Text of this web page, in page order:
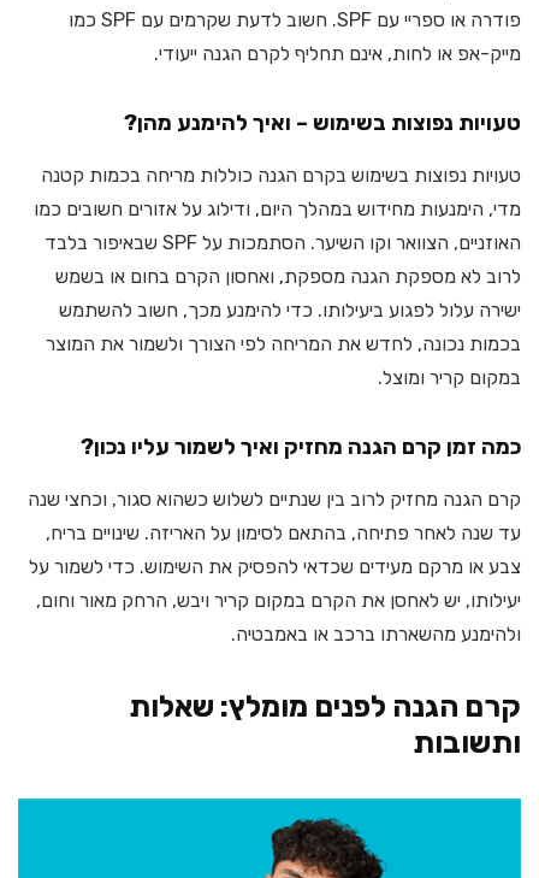
פודרה או ספריי עם SPF. חשוב לדעת שקרמים עם SPF כמו
מייק-אפ או לחות, אינם תחליף לקרם הגנה ייעודי.
טעויות נפוצות בשימוש – ואיך להימנע מהן?
טעויות נפוצות בשימוש בקרם הגנה כוללות מריחה בכמות קטנה
מדי, הימנעות מחידוש במהלך היום, ודילוג על אזורים חשובים כמו
האוזניים, הצוואר וקו השיער. הסתמכות על SPF שבאיפור בלבד
לרוב לא מספקת הגנה מספקת, ואחסון הקרם בחום או בשמש
ישירה עלול לפגוע ביעילותו. כדי להימנע מכך, חשוב להשתמש
בכמות נכונה, לחדש את המריחה לפי הצורך ולשמור את המוצר
במקום קריר ומוצל.
כמה זמן קרם הגנה מחזיק ואיך לשמור עליו נכון?
קרם הגנה מחזיק לרוב בין שנתיים לשלוש כשהוא סגור, וכחצי שנה
עד שנה לאחר פתיחה, בהתאם לסימון על האריזה. שינויים בריח,
צבע או מרקם מעידים שכדאי להפסיק את השימוש. כדי לשמור על
יעילותו, יש לאחסן את הקרם במקום קריר ויבש, הרחק מאור וחום,
ולהימנע מהשארתו ברכב או באמבטיה.
קרם הגנה לפנים מומלץ: שאלות
ותשובות